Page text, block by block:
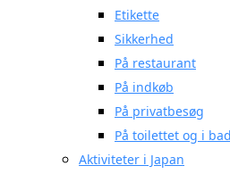
Etikette
Sikkerhed
På restaurant
På indkøb
På privatbesøg
På toilettet og i bad
Aktiviteter i Japan